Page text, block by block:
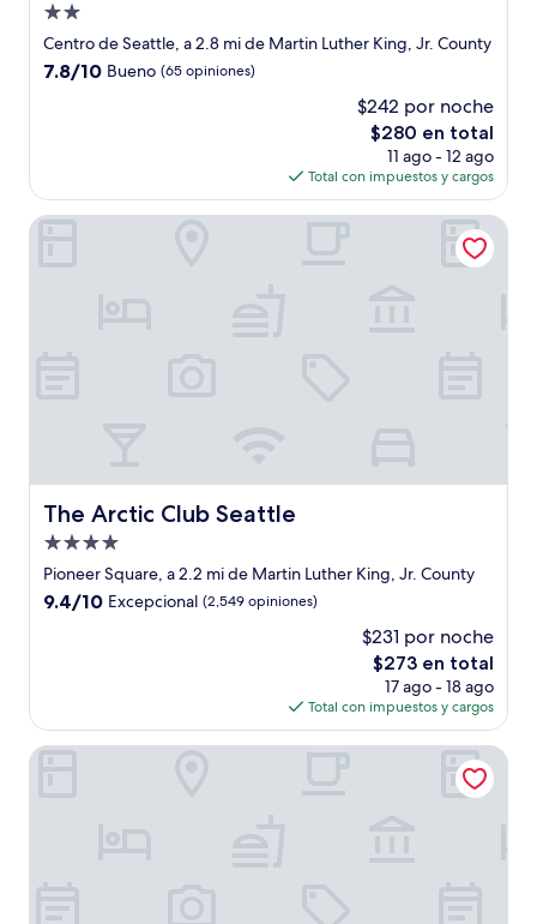
Propiedad
de
2.0
Centro de Seattle, a 2.8 mi de Martin Luther King, Jr. County
7.8
7.8/10 Bueno (65 opiniones)
$242 por noche
El
precio
actual
es
de
$280 en total
11 ago - 12 ago
Total con impuestos y cargos
The Arctic Club Seattle
The Arctic Club Seattle
Propiedad
de
4.0
Pioneer Square, a 2.2 mi de Martin Luther King, Jr. County
9.4
9.4/10 Excepcional (2,549 opiniones)
$231 por noche
El
precio
actual
es
de
$273 en total
17 ago - 18 ago
Total con impuestos y cargos
The Arctic Club Seattle
Warwick Seattle